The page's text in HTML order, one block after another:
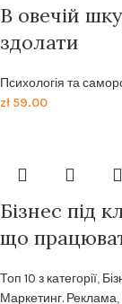
В овечій
здолати
Психологія та
zł 59.00
Бізнес під
що
Топ 10 з категорії,
Маркетинг. Реклама,